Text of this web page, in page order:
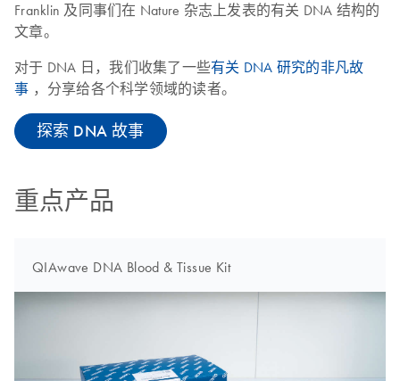
Franklin 及同事们在 Nature 杂志上发表的有关 DNA 结构的
文章。
对于 DNA 日，我们收集了一些有关 DNA 研究的非凡故
事 ，分享给各个科学领域的读者。
探索 DNA 故事
重点产品
QIAwave DNA Blood & Tissue Kit